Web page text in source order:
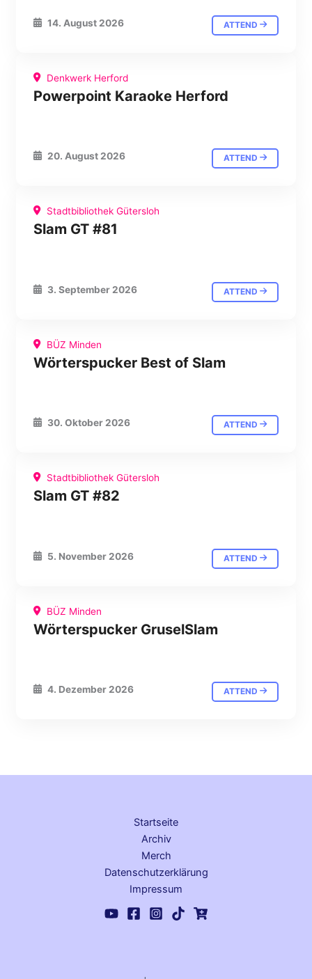
14. August 2026 ATTEND
Denkwerk Herford
Powerpoint Karaoke Herford
20. August 2026 ATTEND
Stadtbibliothek Gütersloh
Slam GT #81
3. September 2026 ATTEND
BÜZ Minden
Wörterspucker Best of Slam
30. Oktober 2026 ATTEND
Stadtbibliothek Gütersloh
Slam GT #82
5. November 2026 ATTEND
BÜZ Minden
Wörterspucker GruselSlam
4. Dezember 2026 ATTEND
Startseite
Archiv
Merch
Datenschutz­erklärung
Impressum